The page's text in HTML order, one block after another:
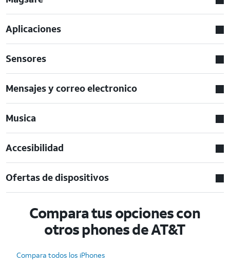
Aplicaciones
Sensores
Mensajes y correo electronico
Musica
Accesibilidad
Ofertas de dispositivos
Compara tus opciones con
otros phones de AT&T
Compara todos los iPhones